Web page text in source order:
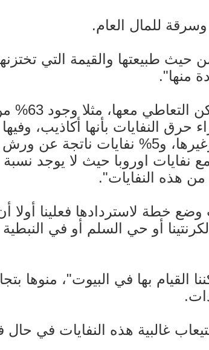
للمال العام.
طبيعتها والقيمة التي
منها".
وأوضج ان
وكرتون، و7% بلاستيك و5% زجاج و2% متفرقات كالبطاريات
نفايات اوروبا حيث لا يوجد
من هذه النفايات".
خطة لاستردادها فعلينا أولا
أو حي السلم أو في
القيام بها في البيوت"، منوها
غالبية هذه النفايات في